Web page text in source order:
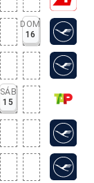
DOM
16
SÁB
15